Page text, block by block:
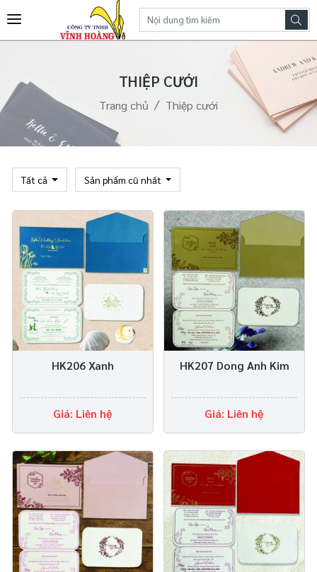
THIỆP CƯỚI
Trang chủ Thiệp cưới
Tất cả Sản phẩm cũ nhất
HK206 Xanh
Giá: Liên hệ
HK207 Dong Anh Kim
Giá: Liên hệ